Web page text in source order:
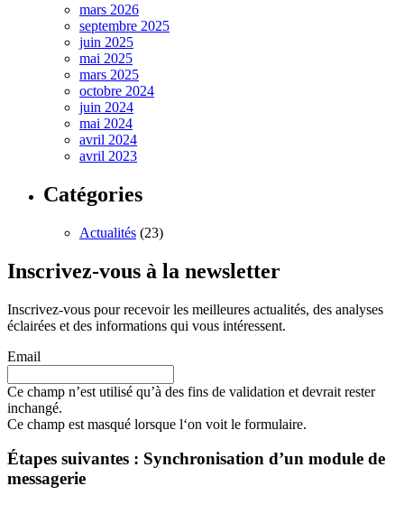
mars 2026
septembre 2025
juin 2025
mai 2025
mars 2025
octobre 2024
juin 2024
mai 2024
avril 2024
avril 2023
Catégories
Actualités (23)
Inscrivez-vous à la newsletter
Inscrivez-vous pour recevoir les meilleures actualités, des analyses
éclairées et des informations qui vous intéressent.
Email
Ce champ n’est utilisé qu’à des fins de validation et devrait rester
inchangé.
Ce champ est masqué lorsque l‘on voit le formulaire.
Étapes suivantes : Synchronisation d’un module de
messagerie